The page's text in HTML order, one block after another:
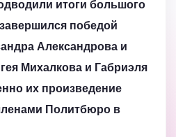
итоги большого
победой
Александрова и
Михалкова и Габриэля
их произведение
Политбюро в